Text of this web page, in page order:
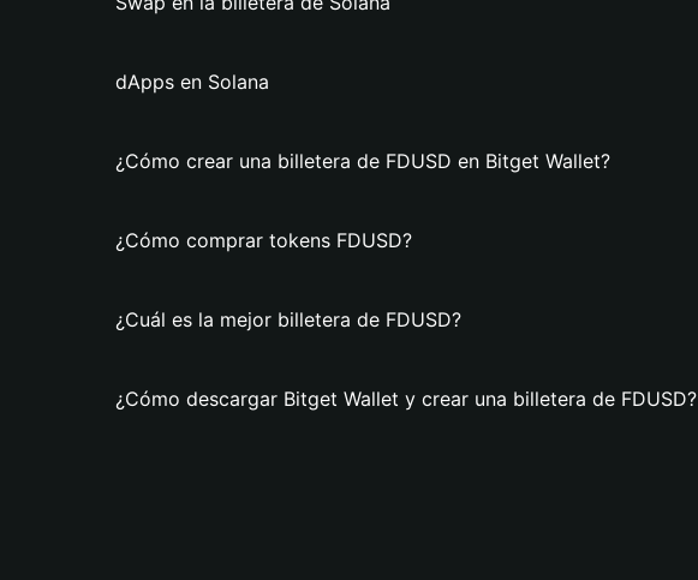
dApps en Solana
¿Cómo crear una billetera de FDUSD en Bitget Wallet?
¿Cómo comprar tokens FDUSD?
¿Cuál es la mejor billetera de FDUSD?
¿Cómo descargar Bitget Wallet y crear una billetera de FDUSD?